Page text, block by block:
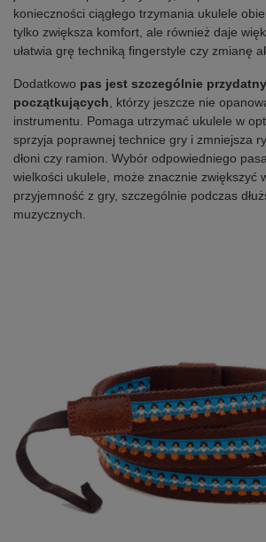
konieczności ciągłego trzymania ukulele
tylko zwiększa komfort, ale również daje
ułatwia grę techniką fingerstyle czy zmianę
Dodatkowo pas jest szczególnie
początkujących , którzy jeszcze nie
instrumentu. Pomaga utrzymać ukulele w
sprzyja poprawnej technice gry i zmniejsza
dłoni czy ramion. Wybór odpowiedniego
wielkości ukulele, może znacznie zwiększyć
przyjemność z gry, szczególnie podczas
muzycznych.